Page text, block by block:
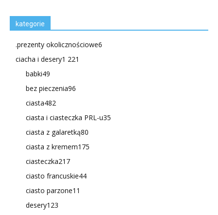
kategorie
.prezenty okolicznościowe6
ciacha i desery1 221
babki49
bez pieczenia96
ciasta482
ciasta i ciasteczka PRL-u35
ciasta z galaretką80
ciasta z kremem175
ciasteczka217
ciasto francuskie44
ciasto parzone11
desery123